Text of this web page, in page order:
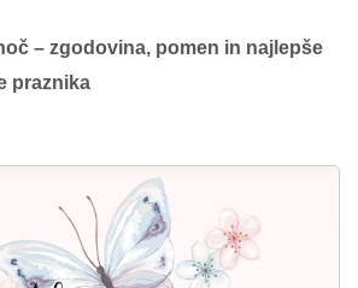
– zgodovina, pomen in najlepše
praznika